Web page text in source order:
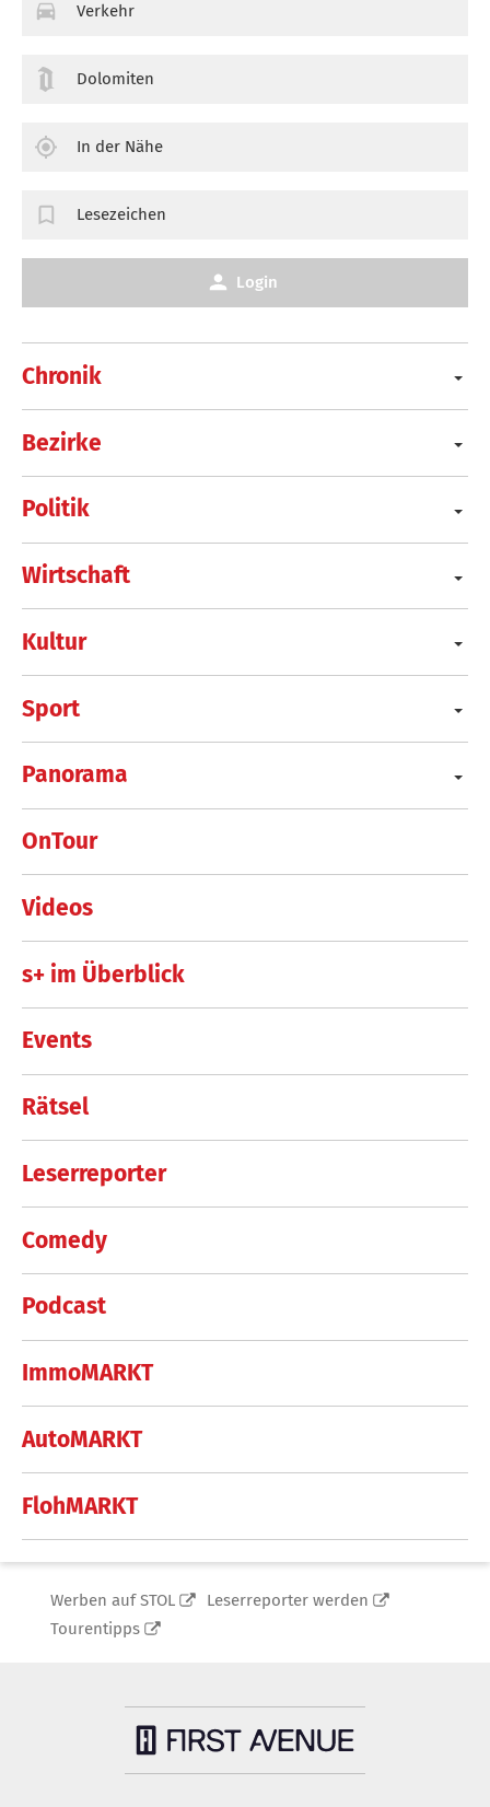
Chronik
Bezirke
Politik
Wirtschaft
Kultur
Sport
Panorama
OnTour
Videos
s+ im Überblick
Events
Rätsel
Leserreporter
Comedy
Podcast
ImmoMARKT
AutoMARKT
FlohMARKT
Verkehr
Dolomiten
In der Nähe
Lesezeichen
Login
Werben auf STOL
Leserreporter werden
Tourentipps